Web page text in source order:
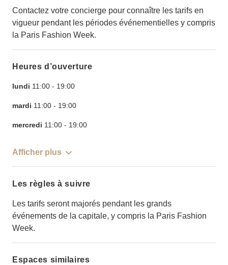
Contactez votre concierge pour connaître les tarifs en
vigueur pendant les périodes événementielles y compris
la Paris Fashion Week.
Heures d’ouverture
lundi 11:00 - 19:00
mardi 11:00 - 19:00
mercredi 11:00 - 19:00
Afficher plus
Les règles à suivre
Les tarifs seront majorés pendant les grands
événements de la capitale, y compris la Paris Fashion
Week.
Espaces similaires